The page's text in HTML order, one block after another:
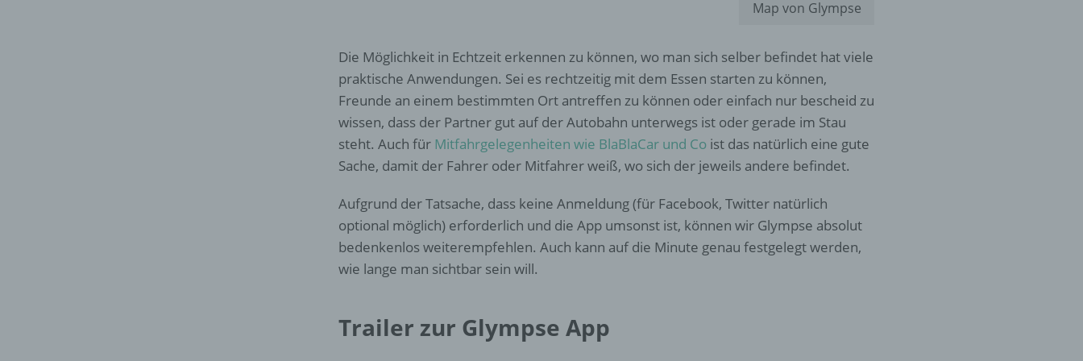
Map von Glympse
Die Möglichkeit in Echtzeit erkennen zu können, wo man sich selber befindet hat viele
praktische Anwendungen. Sei es rechtzeitig mit dem Essen starten zu können,
Freunde an einem bestimmten Ort antreffen zu können oder einfach nur bescheid zu
wissen, dass der Partner gut auf der Autobahn unterwegs ist oder gerade im Stau
steht. Auch für Mitfahrgelegenheiten wie BlaBlaCar und Co ist das natürlich eine gute
Sache, damit der Fahrer oder Mitfahrer weiß, wo sich der jeweils andere befindet.
Aufgrund der Tatsache, dass keine Anmeldung (für Facebook, Twitter natürlich
optional möglich) erforderlich und die App umsonst ist, können wir Glympse absolut
bedenkenlos weiterempfehlen. Auch kann auf die Minute genau festgelegt werden,
wie lange man sichtbar sein will.
Trailer zur Glympse App
personenbezogener Daten mit dem Ziel, ihre künftige Verarbeitung
einzuschränken.
e) Profiling
Profiling ist jede Art der automatisierten Verarbeitung
personenbezogenen Daten verwendet werden, um bestimmte
persönliche Aspekte, die sich auf eine natürliche Person beziehen,
zu bewerten, insbesondere, um Aspekte bezüglich Arbeitsleistung,
wirtschaftlicher Lage, Gesundheit, persönlicher Vorlieben, Interessen,
Zuverlässigkeit, Verhalten, Aufenthaltsort oder Ortswechsel dieser
f) Pseudonymisierung